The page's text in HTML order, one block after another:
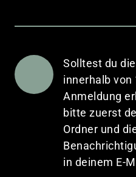
Solltest du
innerhalb von
Anmeldung
bitte zuerst
Ordner und
in deinem E-